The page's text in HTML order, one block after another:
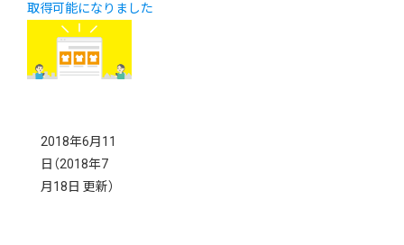
取得可能になりました
2018年6月11
日 （2018年7
月18日 更新）